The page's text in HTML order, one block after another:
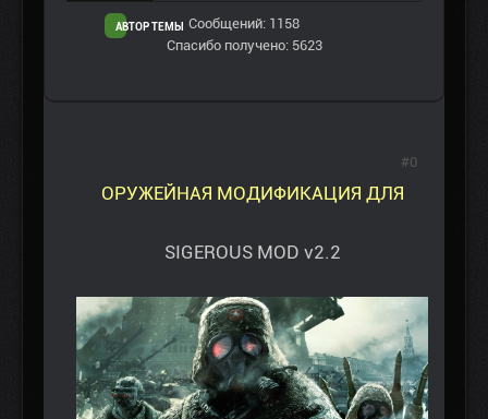
АВТОР ТЕМЫ
Сообщений: 1158
Спасибо получено: 5623
ОРУЖЕЙНАЯ МОДИФИКАЦИЯ ДЛЯ
SIGEROUS MOD v2.2
#0